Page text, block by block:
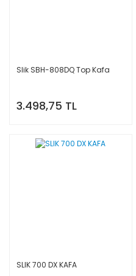
Slik SBH-808DQ Top Kafa
3.498,75 TL
SLIK 700 DX KAFA